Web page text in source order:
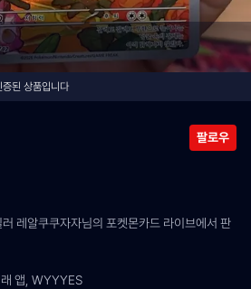
된 상품입니다
팔로우
레알쿠쿠자자님의 포켓몬카드 라이브에서 판
래 앱, WYYYES